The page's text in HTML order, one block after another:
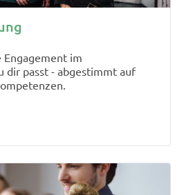
Engagement im
dir passt - abgestimmt auf